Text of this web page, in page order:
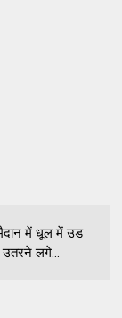
में धूल में उड
उतरने लगे...